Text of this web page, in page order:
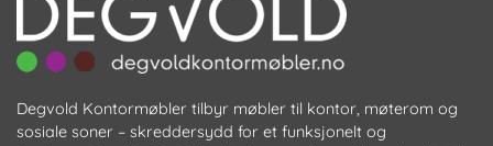
Degvold Kontormøbler tilbyr møbler til kontor, møterom og
sosiale soner – skreddersydd for et funksjonelt og